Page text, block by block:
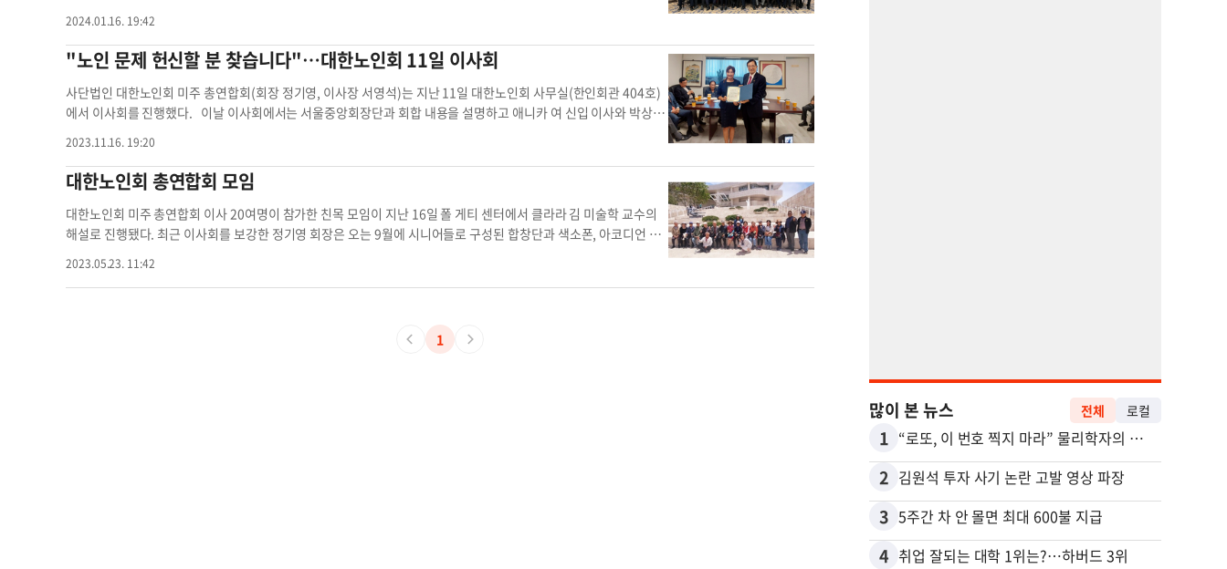
@koreadaily.com
특히 고령임에도 오렌지카운티 정부 차원의 한미 노인의 날 제정을 끌어내는 등 탁월한 지도력을 보여준 김 회장의 활
동을 치하하고 남부 지역에 산재해 있는 노인 단체들의 결속을 당부했다. 이어 신임 이사로 이정희, 박용운, 서영민씨
를 영입했다고 발표하고 지속적인 사업의 성공을 위해 덕망과 능력 있는 인사들의 이사 추천을 부탁하기도 했다. 한
편 대한노인회는 오는 3월 25일부터 11박 12일 일정으로 한국과 일본 여행을 진행할 예정이다. 장연화 기자chang.
nicole@koreadaily.com대한노인회 지부장 게시판 대한노인회 대한노인회 미주 사진설명 대한노인회
2024.01.16. 19:42
"노인 문제 헌신할 분 찾습니다"…대한노인회 11일 이사회
사단법인 대한노인회 미주 총연합회(회장 정기영, 이사장 서영석)는 지난 11일 대한노인회 사무실(한인회관 404호)
에서 이사회를 진행했다. 이날 이사회에서는 서울중앙회장단과 회합 내용을 설명하고 애니카 여 신입 이사와 박상원
출 및 정책 결정에 참여하는 대의원 숫자를 늘려 달라고 요청했다며 노인 문제에 관심을 갖고 헌신할 수 있는 분들의
참여를 바라고 있다고 전했다. 현재 미주 총연합회는 4개 지부를 두고 있으며 이 글로리아(새빛 한의원 원장) 사무국
장을 비롯해, 정신과 의사 수잔 정 박사, 최창준, 차종환, 임태랑, 김준배, 스칼렛 엄 전 한인회장 등 25명 이상이 이사
로 참여하고 있다. 김예진 기자kim.yejin3@koreadaily.com대한노인회 총연합회 대한노인회 미주 박상원 동부지
부장 대한노인회 회장선출
2023.11.16. 19:20
대한노인회 총연합회 모임
대한노인회 미주 총연합회 이사 20여명이 참가한 친목 모임이 지난 16일 폴 게티 센터에서 클라라 김 미술학 교수의
해설로 진행됐다. 최근 이사회를 보강한 정기영 회장은 오는 9월에 시니어들로 구성된 합창단과 색소폰, 아코디언 등
회 미주 총연합회는 본국 대한노인회 미주 지부이다. ▶문의: (213)699-9300 류정일 기자
y.com대한노인회 게시판 대한노인회 친목 대한노인회 총연합회 대한노인회 미주
2023.05.23. 11:42
1
많이 본 뉴스 전체 로컬
1 “로또, 이 번호 찍지 마라” 물리학자의 당첨금 높이는 비밀
2 김원석 투자 사기 논란 고발 영상 파장
3 5주간 차 안 몰면 최대 600불 지급
4 취업 잘되는 대학 1위는?…하버드 3위